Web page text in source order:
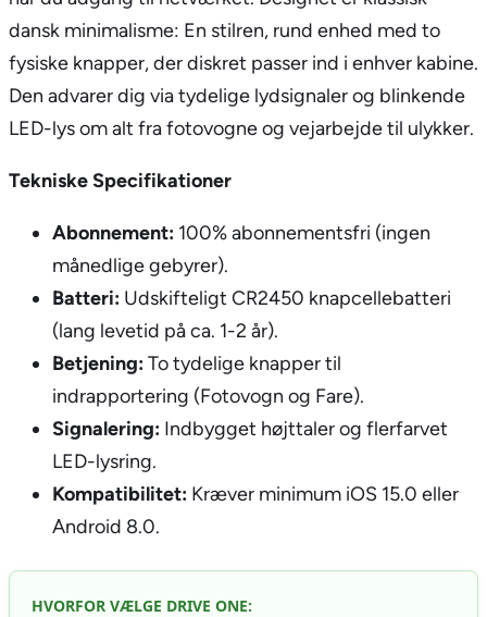
dansk minimalisme: En stilren, rund enhed med to
fysiske knapper, der diskret passer ind i enhver kabine.
Den advarer dig via tydelige lydsignaler og blinkende
LED-lys om alt fra fotovogne og vejarbejde til ulykker.
Tekniske Specifikationer
Abonnement: 100% abonnementsfri (ingen
månedlige gebyrer).
Batteri: Udskifteligt CR2450 knapcellebatteri
(lang levetid på ca. 1-2 år).
Betjening:To tydelige knapper til
indrapportering (Fotovogn og Fare).
Signalering: Indbygget højttaler og flerfarvet
LED-lysring.
Kompatibilitet: Kræver minimum iOS 15.0 eller
Android 8.0.
HVORFOR VÆLGE DRIVE ONE: